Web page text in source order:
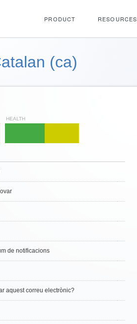
PRODUCT RESOURCES
(ca)
HEALTH
de notificacions
aquest correu electrònic?